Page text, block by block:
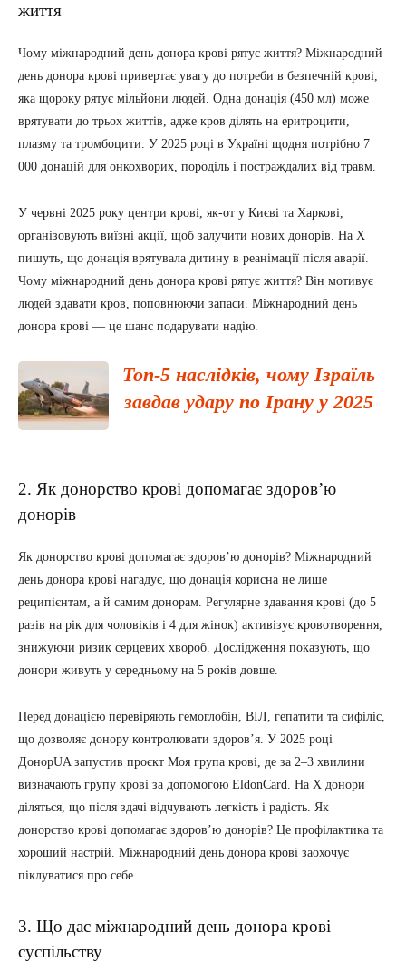
життя
Чому міжнародний день донора крові рятує життя? Міжнародний
день донора крові привертає увагу до потреби в безпечній крові,
яка щороку рятує мільйони людей. Одна донація (450 мл) може
врятувати до трьох життів, адже кров ділять на еритроцити,
плазму та тромбоцити. У 2025 році в Україні щодня потрібно 7
000 донацій для онкохворих, породіль і постраждалих від травм.
У червні 2025 року центри крові, як-от у Києві та Харкові,
організовують виїзні акції, щоб залучити нових донорів. На X
пишуть, що донація врятувала дитину в реанімації після аварії.
Чому міжнародний день донора крові рятує життя? Він мотивує
людей здавати кров, поповнюючи запаси. Міжнародний день
донора крові — це шанс подарувати надію.
Топ-5 наслідків, чому Ізраїль
завдав удару по Ірану у 2025
2. Як донорство крові допомагає здоров’ю
донорів
Як донорство крові допомагає здоров’ю донорів? Міжнародний
день донора крові нагадує, що донація корисна не лише
реципієнтам, а й самим донорам. Регулярне здавання крові (до 5
разів на рік для чоловіків і 4 для жінок) активізує кровотворення,
знижуючи ризик серцевих хвороб. Дослідження показують, що
донори живуть у середньому на 5 років довше.
Перед донацією перевіряють гемоглобін, ВІЛ, гепатити та сифіліс,
що дозволяє донору контролювати здоров’я. У 2025 році
ДонорUA запустив проєкт Моя група крові, де за 2–3 хвилини
визначають групу крові за допомогою EldonCard. На X донори
діляться, що після здачі відчувають легкість і радість. Як
донорство крові допомагає здоров’ю донорів? Це профілактика та
хороший настрій. Міжнародний день донора крові заохочує
піклуватися про себе.
3. Що дає міжнародний день донора крові
суспільству